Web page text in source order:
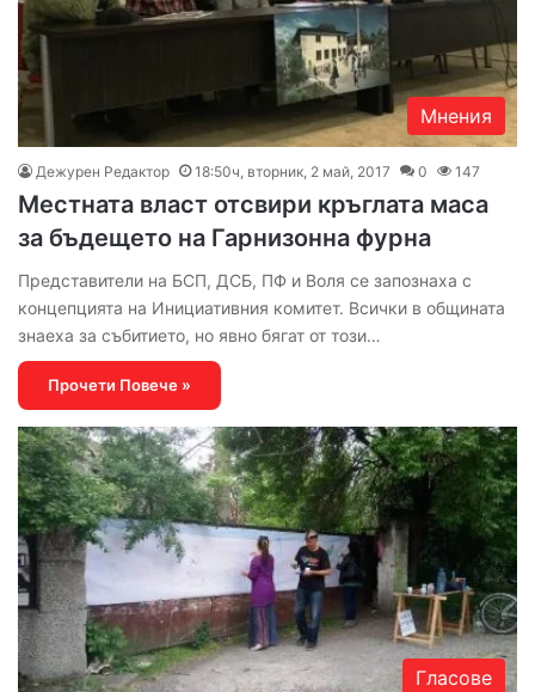
Мнения
Дежурен Редактор 18:50ч, вторник, 2 май, 2017 0 147
Местната власт отсвири кръглата маса
за бъдещето на Гарнизонна фурна
Представители на БСП, ДСБ, ПФ и Воля се запознаха с
концепцията на Инициативния комитет. Всички в общината
знаеха за събитието, но явно бягат от този…
Прочети Повече »
Гласове